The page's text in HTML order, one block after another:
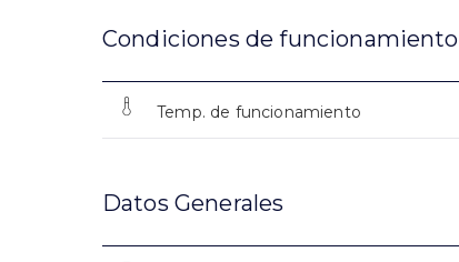
Condiciones de funcionamiento
Temp. de funcionamiento
Datos Generales